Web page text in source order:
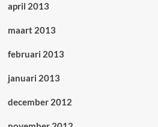
april 2013
maart 2013
februari 2013
januari 2013
december 2012